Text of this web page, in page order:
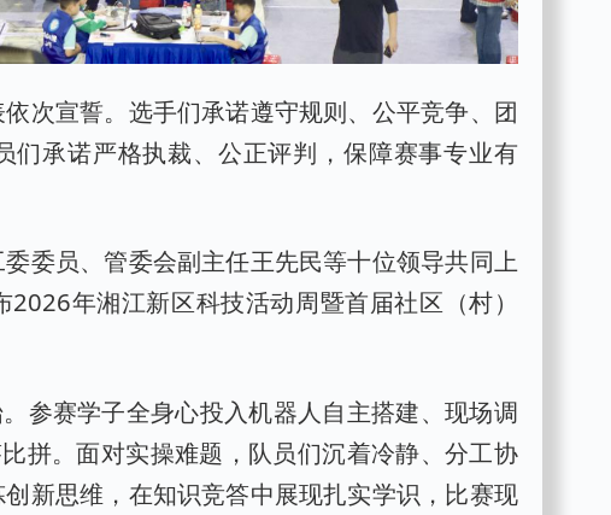
次宣誓。选手们承诺遵守规则、公平竞争、团
们承诺严格执裁、公正评判，保障赛事专业有
委员、管委会副主任王先民等十位领导共同上
年湘江新区科技活动周暨首届社区（村）
参赛学子全身心投入机器人自主搭建、现场调
拼。面对实操难题，队员们沉着冷静、分工协
新思维，在知识竞答中展现扎实学识，比赛现